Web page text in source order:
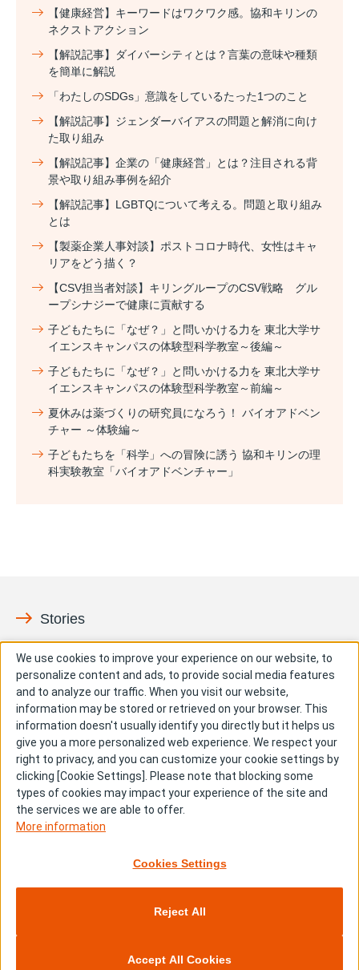
【健康経営】キーワードはワクワク感。協和キリンの
ネクストアクション
【解説記事】ダイバーシティとは？言葉の意味や種類
を簡単に解説
「わたしのSDGs」意識をしているたった1つのこと
【解説記事】ジェンダーバイアスの問題と解消に向け
た取り組み
【解説記事】企業の「健康経営」とは？注目される背
景や取り組み事例を紹介
【解説記事】LGBTQについて考える。問題と取り組み
とは
【製薬企業人事対談】ポストコロナ時代、女性はキャ
リアをどう描く？
【CSV担当者対談】キリングループのCSV戦略 グル
ープシナジーで健康に貢献する
子どもたちに「なぜ？」と問いかける力を 東北大学サ
イエンスキャンパスの体験型科学教室～後編～
子どもたちに「なぜ？」と問いかける力を 東北大学サ
イエンスキャンパスの体験型科学教室～前編～
夏休みは薬づくりの研究員になろう！ バイオアドベン
チャー ～体験編～
子どもたちを「科学」への冒険に誘う 協和キリンの理
科実験教室「バイオアドベンチャー」
Stories
ペイシェント イノベーション
社会との共有価値 People & Culture
Copyright © Kyowa Kirin Co., Ltd. All rights reserved.
We use cookies to improve your experience on our website, to
personalize content and ads, to provide social media features
and to analyze our traffic. When you visit our website,
information may be stored or retrieved on your browser. This
information doesn't usually identify you directly but it helps us
give you a more personalized web experience. We respect your
right to privacy, and you can customize your cookie settings by
clicking [Cookie Settings]. Please note that blocking some
types of cookies may impact your experience of the site and
the services we are able to offer.
More information
Accept All Cookies
Reject All
Cookies Settings